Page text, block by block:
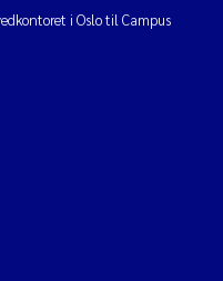
i Oslo til Campus